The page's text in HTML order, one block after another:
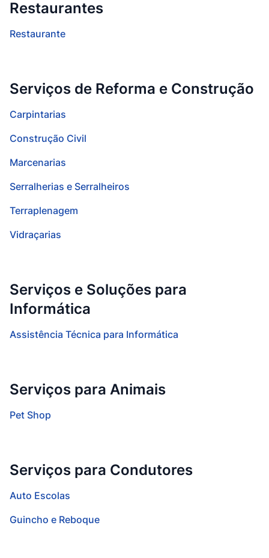
Restaurantes
Restaurante
Serviços de Reforma e Construção
Carpintarias
Construção Civil
Marcenarias
Serralherias e Serralheiros
Terraplenagem
Vidraçarias
Serviços e Soluções para
Informática
Assistência Técnica para Informática
Serviços para Animais
Pet Shop
Serviços para Condutores
Auto Escolas
Guincho e Reboque